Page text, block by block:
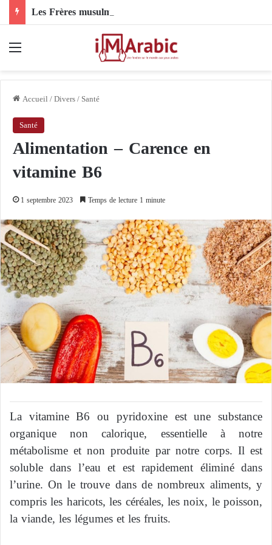
Accueil/Divers/Santé
Santé
Alimentation – Carence en
vitamine B6
1 septembre 2023 Temps de lecture 1 minute
La vitamine B6 ou pyridoxine est une substance
organique non calorique, essentielle à notre
métabolisme et non produite par notre corps. Il est
soluble dans l’eau et est rapidement éliminé dans
l’urine. On le trouve dans de nombreux aliments, y
compris les haricots, les céréales, les noix, le poisson,
la viande, les légumes et les fruits.